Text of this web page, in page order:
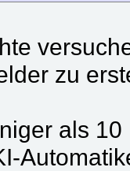
zu
als 10